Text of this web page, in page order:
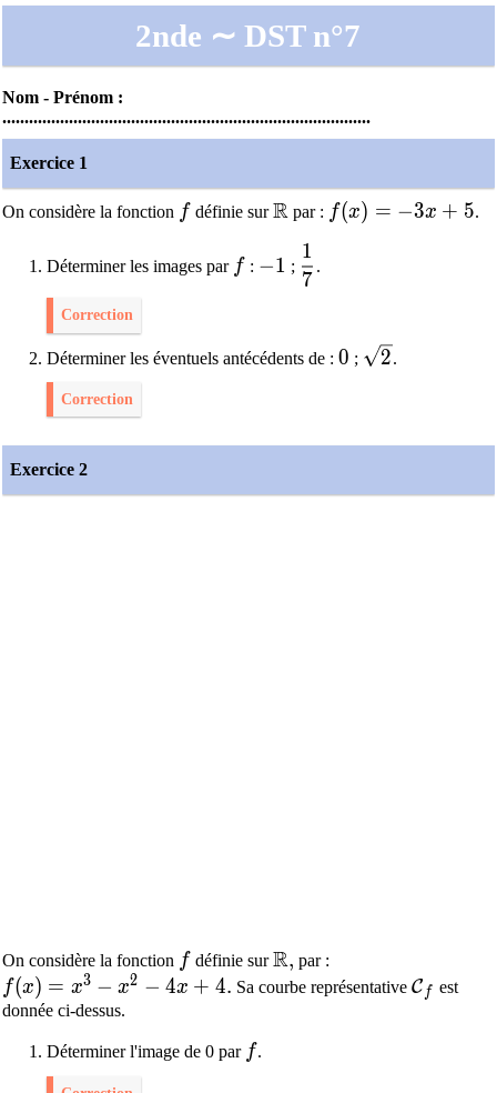
2nde ∼ DST n°7
Nom - Prénom :
...................................................................................
Exercice 1
On considère la fonction ff définie sur\mathbb{R}
R par : f(x)=-3x+5
f(x) = −3x + 5.
Déterminer les images par f
f : -1
−1 ; \dfrac{1}{7}
7
1
.
Correction
Déterminer les éventuels antécédents de : 0
0 ; \sqrt{2}
2.
Correction
Exercice 2
On considère la fonction ff définie sur\mathbb{R},
R, par :
f(x)=x^{3}-x^{2}-4 x+4 .
f(x) = x3 − x2 − 4x + 4. Sa courbe représentative C f est
donnée ci-dessus.
Déterminer l'image de 0 par ff.